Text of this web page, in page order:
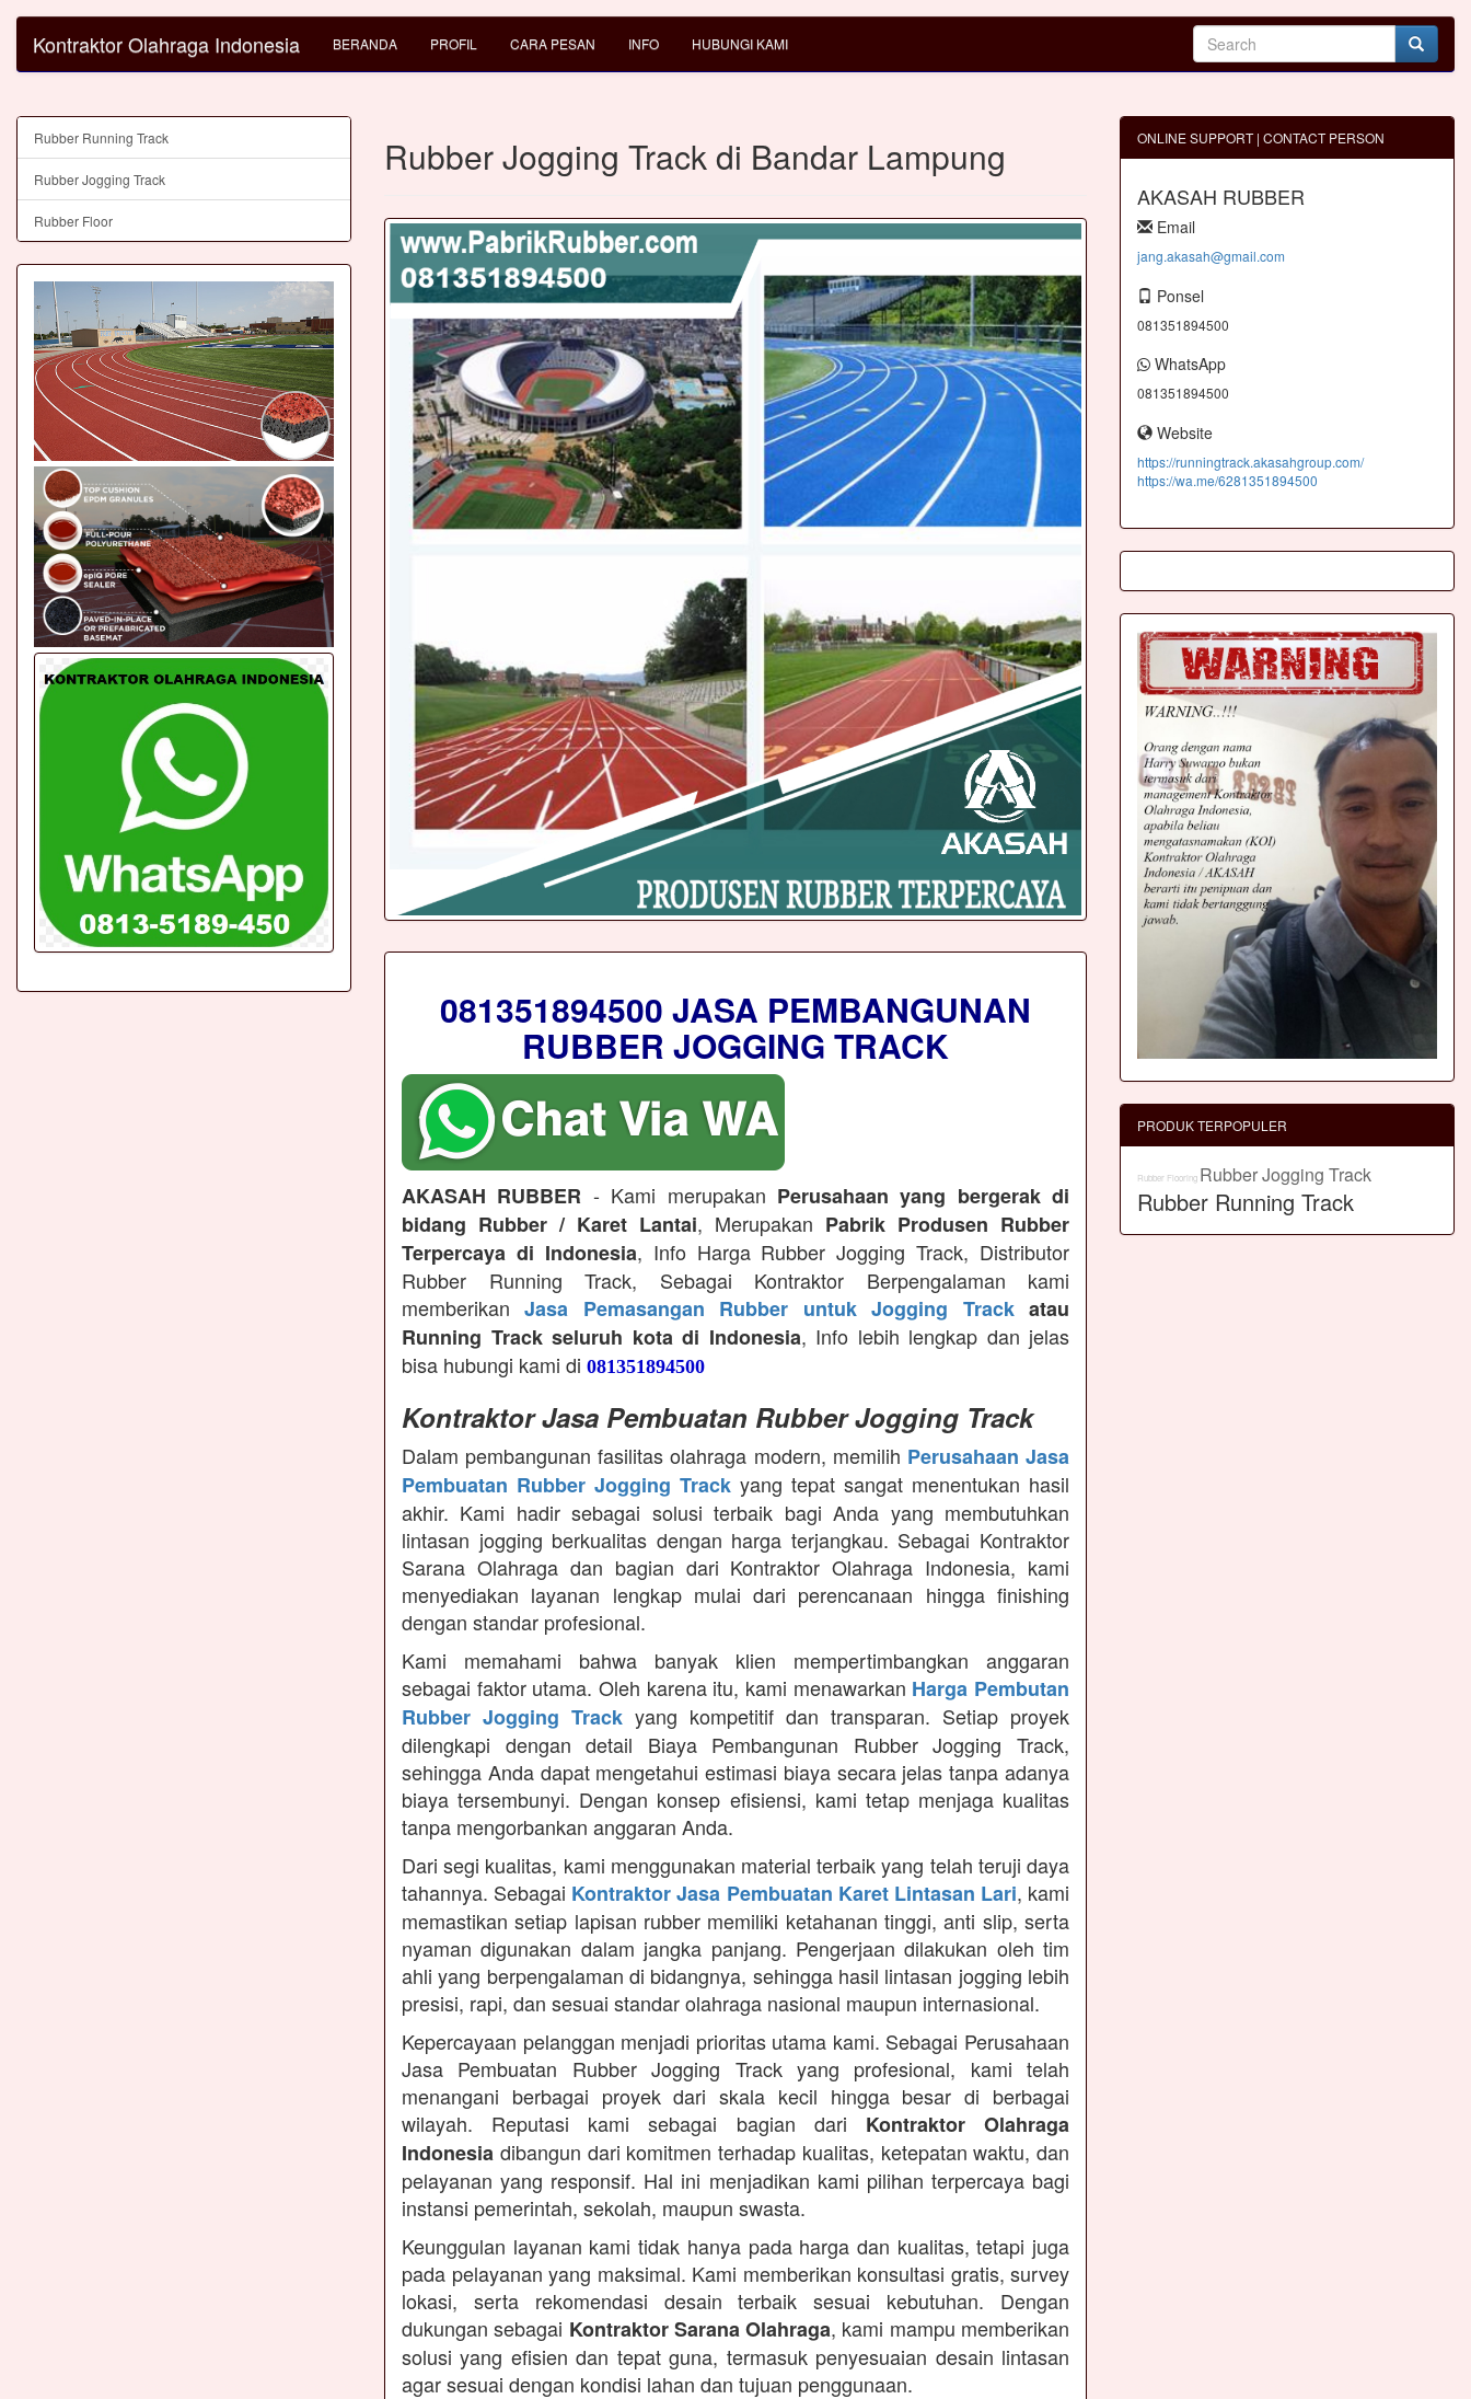
Kontraktor Olahraga Indonesia BERANDA PROFIL CARA PESAN INFO HUBUNGI KAMI
Rubber Jogging Track di Bandar Lampung
081351894500 JASA PEMBANGUNAN
RUBBER JOGGING TRACK
AKASAH RUBBER - Kami merupakan Perusahaan yang bergerak di
bidang Rubber / Karet Lantai, Merupakan Pabrik Produsen Rubber
Terpercaya di Indonesia, Info Harga Rubber Jogging Track, Distributor
Rubber Running Track, Sebagai Kontraktor Berpengalaman kami
memberikanJasa Pemasangan Rubber untuk Jogging Trackatau
Running Track seluruh kota di Indonesia, Info lebih lengkap dan jelas
bisa hubungi kami di 081351894500
Kontraktor Jasa Pembuatan Rubber Jogging Track
Dalam pembangunan fasilitas olahraga modern, memilih Perusahaan Jasa
Pembuatan Rubber Jogging Track yang tepat sangat menentukan hasil
akhir. Kami hadir sebagai solusi terbaik bagi Anda yang membutuhkan
lintasan jogging berkualitas dengan harga terjangkau. Sebagai Kontraktor
Sarana Olahraga dan bagian dari Kontraktor Olahraga Indonesia, kami
menyediakan layanan lengkap mulai dari perencanaan hingga finishing
dengan standar profesional.
Kami memahami bahwa banyak klien mempertimbangkan anggaran
sebagai faktor utama. Oleh karena itu, kami menawarkan Harga Pembutan
Rubber Jogging Track yang kompetitif dan transparan. Setiap proyek
dilengkapi dengan detail Biaya Pembangunan Rubber Jogging Track,
sehingga Anda dapat mengetahui estimasi biaya secara jelas tanpa adanya
biaya tersembunyi. Dengan konsep efisiensi, kami tetap menjaga kualitas
tanpa mengorbankan anggaran Anda.
Dari segi kualitas, kami menggunakan material terbaik yang telah teruji daya
tahannya. Sebagai Kontraktor Jasa Pembuatan Karet Lintasan Lari, kami
memastikan setiap lapisan rubber memiliki ketahanan tinggi, anti slip, serta
nyaman digunakan dalam jangka panjang. Pengerjaan dilakukan oleh tim
ahli yang berpengalaman di bidangnya, sehingga hasil lintasan jogging lebih
presisi, rapi, dan sesuai standar olahraga nasional maupun internasional.
Kepercayaan pelanggan menjadi prioritas utama kami. Sebagai Perusahaan
Jasa Pembuatan Rubber Jogging Track yang profesional, kami telah
menangani berbagai proyek dari skala kecil hingga besar di berbagai
wilayah. Reputasi kami sebagai bagian dari Kontraktor Olahraga
Indonesia dibangun dari komitmen terhadap kualitas, ketepatan waktu, dan
pelayanan yang responsif. Hal ini menjadikan kami pilihan terpercaya bagi
instansi pemerintah, sekolah, maupun swasta.
Keunggulan layanan kami tidak hanya pada harga dan kualitas, tetapi juga
pada pelayanan yang maksimal. Kami memberikan konsultasi gratis, survey
lokasi, serta rekomendasi desain terbaik sesuai kebutuhan. Dengan
dukungan sebagai Kontraktor Sarana Olahraga, kami mampu memberikan
solusi yang efisien dan tepat guna, termasuk penyesuaian desain lintasan
agar sesuai dengan kondisi lahan dan tujuan penggunaan.
Rubber Running Track
Rubber Jogging Track
Rubber Floor
ONLINE SUPPORT | CONTACT PERSON
AKASAH RUBBER
Email
jang.akasah@gmail.com
Ponsel
081351894500
WhatsApp
081351894500
Website
https://runningtrack.akasahgroup.com/
https://wa.me/6281351894500
PRODUK TERPOPULER
Rubber Flooring Rubber Jogging Track
Rubber Running Track